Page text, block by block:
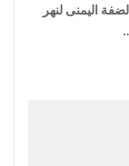
اليمنى لنهر